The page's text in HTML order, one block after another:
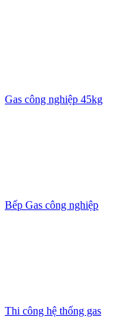
Gas công nghiệp 45kg
Bếp Gas công nghiệp
Thi công hệ thống gas